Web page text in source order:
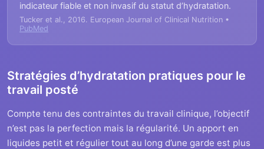
indicateur fiable et non invasif du statut d’hydratation.
Tucker et al., 2016. European Journal of Clinical Nutrition •
PubMed
Stratégies d’hydratation pratiques pour le
travail posté
Compte tenu des contraintes du travail clinique, l’objectif
n’est pas la perfection mais la régularité. Un apport en
liquides petit et régulier tout au long d’une garde est plus